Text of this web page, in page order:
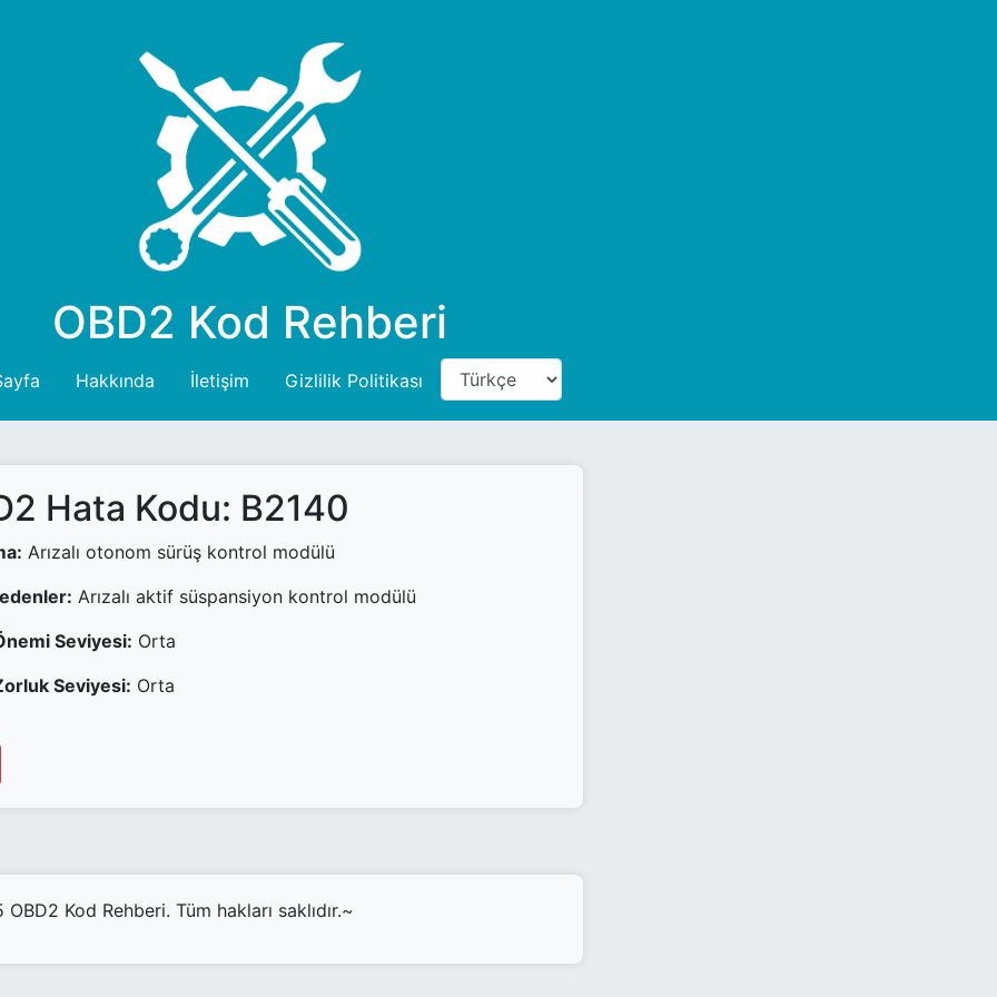
OBD2 Kod Rehberi
Hakkında İletişim Gizlilik Politikası
Hata Kodu: B2140
Arızalı otonom sürüş kontrol modülü
Arızalı aktif süspansiyon kontrol modülü
Seviyesi: Orta
Seviyesi: Orta
Kod Rehberi. Tüm hakları saklıdır.~